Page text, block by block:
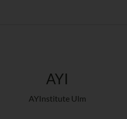
AYI
AYInstitute Ulm